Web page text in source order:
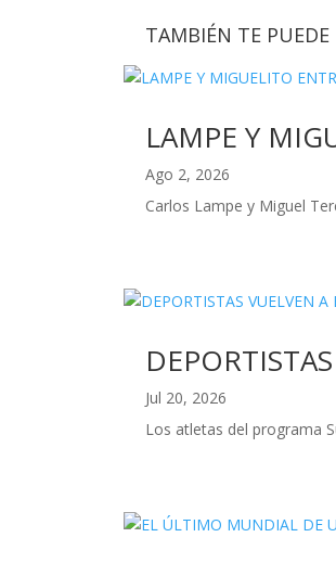
TAMBIÉN TE PUEDE
LAMPE Y
Ago 2, 2026
Carlos Lampe y Miguel
Jul 20, 2026
Los atletas del programa